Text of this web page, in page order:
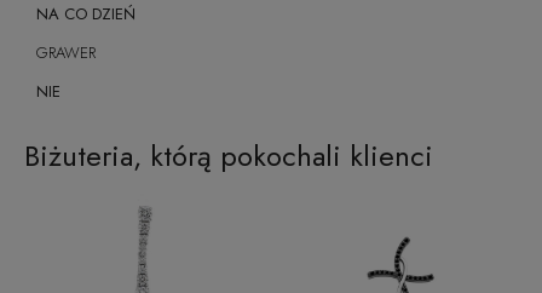
NA CO DZIEŃ
GRAWER
NIE
Biżuteria, którą pokochali klienci